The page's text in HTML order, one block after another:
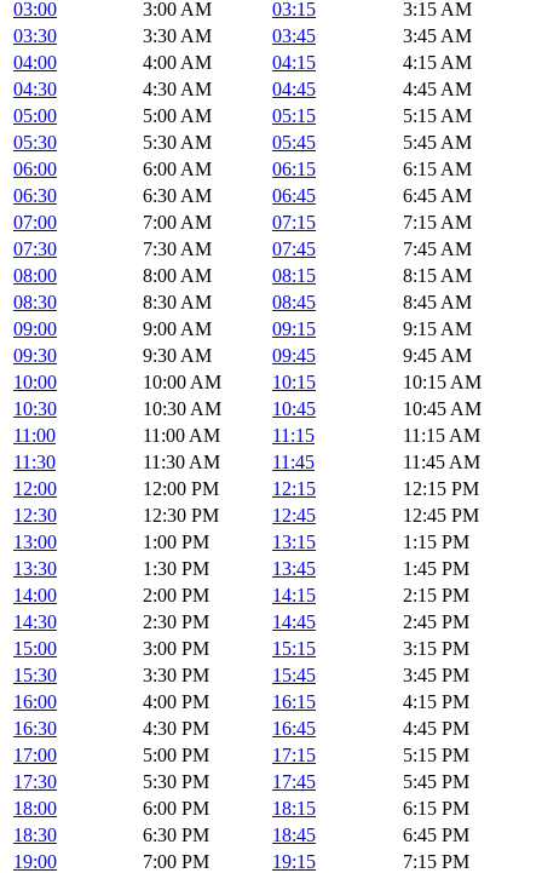
03:00
3:00 AM 03:15
3:15 AM
03:30
3:30 AM 03:45
3:45 AM
04:00
4:00 AM 04:15
4:15 AM
04:30
4:30 AM 04:45
4:45 AM
05:00
5:00 AM 05:15
5:15 AM
05:30
5:30 AM 05:45
5:45 AM
06:00
6:00 AM 06:15
6:15 AM
06:30
6:30 AM 06:45
6:45 AM
07:00
7:00 AM 07:15
7:15 AM
07:30
7:30 AM 07:45
7:45 AM
08:00
8:00 AM 08:15
8:15 AM
08:30
8:30 AM 08:45
8:45 AM
09:00
9:00 AM 09:15
9:15 AM
09:30
9:30 AM 09:45
9:45 AM
10:00
10:00 AM 10:15
10:15 AM
10:30
10:30 AM 10:45
10:45 AM
11:00
11:00 AM 11:15
11:15 AM
11:30
11:30 AM 11:45
11:45 AM
12:00
12:00 PM 12:15
12:15 PM
12:30
12:30 PM 12:45
12:45 PM
13:00
1:00 PM 13:15
1:15 PM
13:30
1:30 PM 13:45
1:45 PM
14:00
2:00 PM 14:15
2:15 PM
14:30
2:30 PM 14:45
2:45 PM
15:00
3:00 PM 15:15
3:15 PM
15:30
3:30 PM 15:45
3:45 PM
16:00
4:00 PM 16:15
4:15 PM
16:30
4:30 PM 16:45
4:45 PM
17:00
5:00 PM 17:15
5:15 PM
17:30
5:30 PM 17:45
5:45 PM
18:00
6:00 PM 18:15
6:15 PM
18:30
6:30 PM 18:45
6:45 PM
19:00
7:00 PM 19:15
7:15 PM